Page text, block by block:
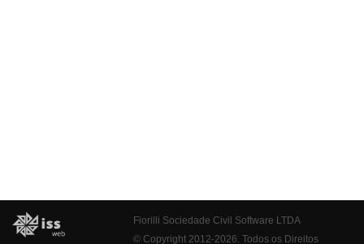
Fiorilli Sociedade Civil Software LTDA
© Copyright 2012-2026. Todos os Direitos